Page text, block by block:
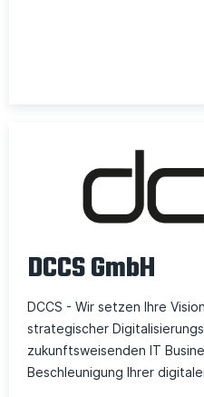
DCCS GmbH
DCCS - Wir setzen Ihre
strategischer
zukunftsweisenden IT
Beschleunigung Ihrer